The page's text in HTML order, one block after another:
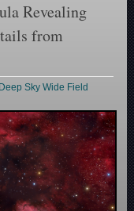
Revealing
from
Deep Sky Wide Field